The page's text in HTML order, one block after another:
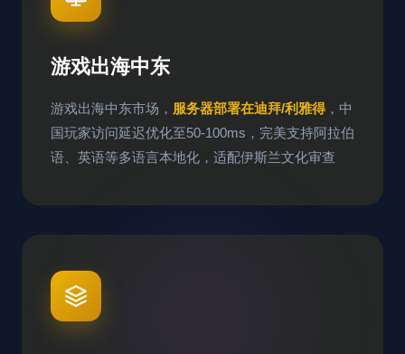
游戏出海中东
游戏出海中东市场， 服务器部署在迪拜/利雅得 ，中
国玩家访问延迟优化至50-100ms，完美支持阿拉伯
语、英语等多语言本地化，适配伊斯兰文化审查